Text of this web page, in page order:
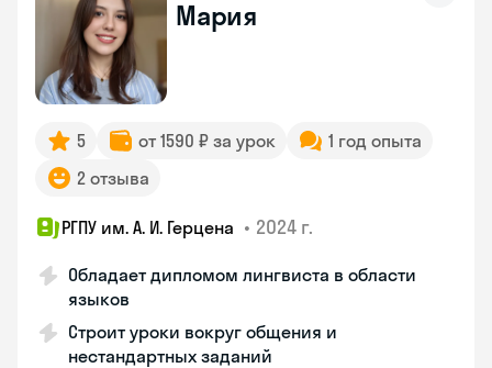
Мария
5 от 1590 ₽ за урок
1 год опыта
2 отзыва
РГПУ им. А. И. Герцена • 2024 г.
Обладает дипломом лингвиста в области
языков
Строит уроки вокруг общения и
нестандартных заданий